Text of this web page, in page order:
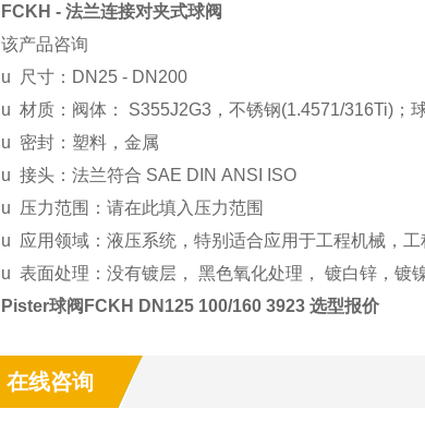
FCKH - 法兰连接对夹式球阀
该产品咨询
u
尺寸：DN25 - DN200
u 材质：阀体： S355J2G3，不锈钢(1.4571/316Ti)；
u 密封：塑料，金属
u 接头：法兰符合 SAE DIN ANSI ISO
u 压力范围：请在此填入压力范围
u 应用领域：液压系统，特别适合应用于工程机械，
u 表面处理：没有镀层， 黑色氧化处理， 镀白锌，镀
Pister球阀FCKH DN125 100/160 3923 选型报价
在线咨询